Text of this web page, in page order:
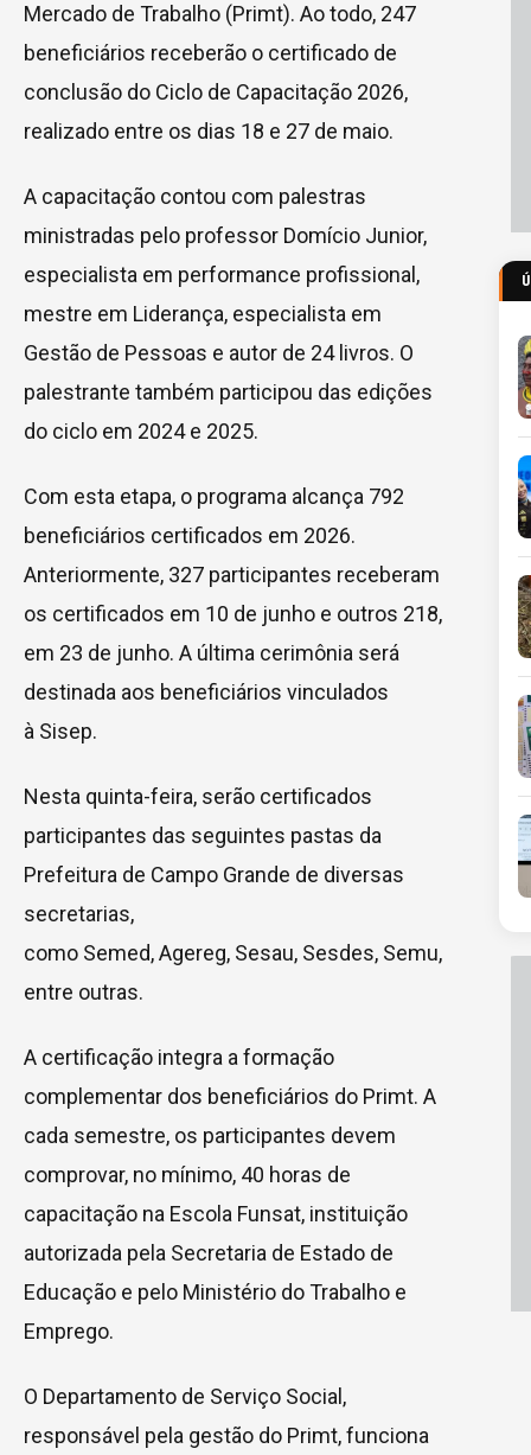
Mercado de Trabalho (Primt). Ao todo, 247
beneficiários receberão o certificado de
conclusão do Ciclo de Capacitação 2026,
realizado entre os dias 18 e 27 de maio.
A capacitação contou com palestras
ministradas pelo professor Domício Junior,
especialista em performance profissional,
mestre em Liderança, especialista em
Gestão de Pessoas e autor de 24 livros. O
palestrante também participou das edições
do ciclo em 2024 e 2025.
Com esta etapa, o programa alcança 792
beneficiários certificados em 2026.
Anteriormente, 327 participantes receberam
os certificados em 10 de junho e outros 218,
em 23 de junho. A última cerimônia será
destinada aos beneficiários vinculados
à Sisep.
Nesta quinta-feira, serão certificados
participantes das seguintes pastas da
Prefeitura de Campo Grande de diversas
secretarias,
como Semed, Agereg, Sesau, Sesdes, Semu,
entre outras.
A certificação integra a formação
complementar dos beneficiários do Primt. A
cada semestre, os participantes devem
comprovar, no mínimo, 40 horas de
capacitação na Escola Funsat, instituição
autorizada pela Secretaria de Estado de
Educação e pelo Ministério do Trabalho e
Emprego.
O Departamento de Serviço Social,
responsável pela gestão do Primt, funciona